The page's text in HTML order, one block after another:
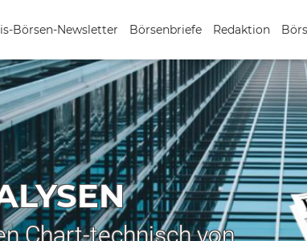
Börsen-Newsletter Börsenbriefe Redaktion
Chart-technisch von